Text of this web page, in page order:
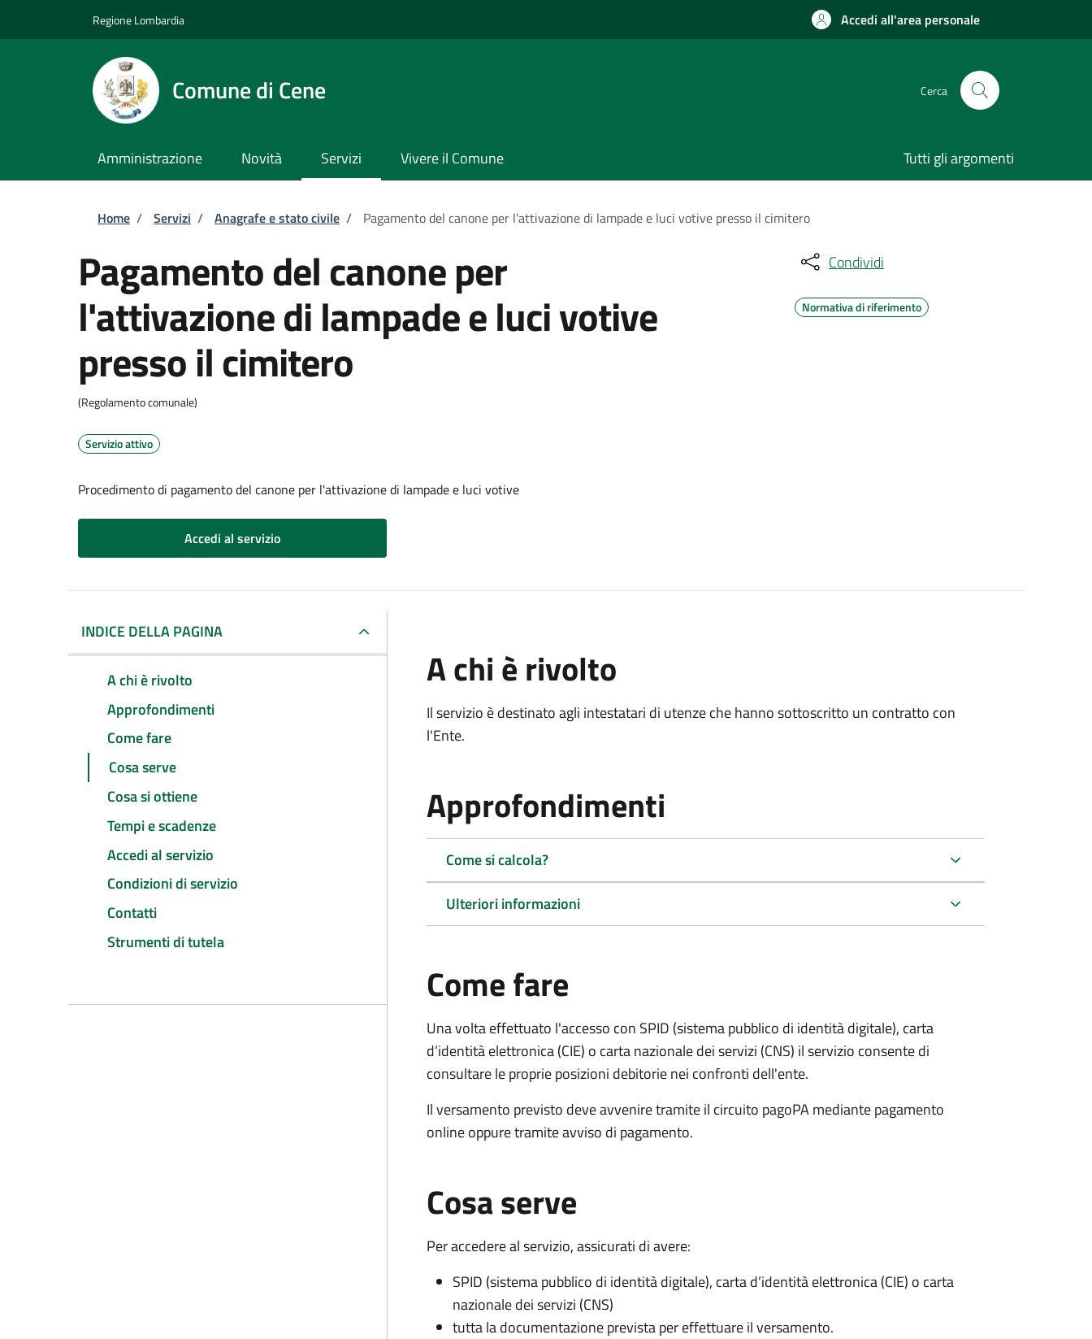
Regione Lombardia Accedi all'area personale
Comune di Cene Cerca
Amministrazione Novità Servizi Vivere il Comune Tutti gli argomenti
Briciole di pane
Home / Servizi / Anagrafe e stato civile / Pagamento del canone per l'attivazione di lampade e luci votive presso il cimitero
Pagamento del canone per
l'attivazione di lampade e luci votive
presso il cimitero
(Regolamento comunale)
Servizio attivo
Procedimento di pagamento del canone per l'attivazione di lampade e luci votive
Accedi al servizio
Condividi
Normativa di riferimento
INDICE DELLA PAGINA
A chi è rivolto
Approfondimenti
Come fare
Cosa serve
Cosa si ottiene
Tempi e scadenze
Accedi al servizio
Condizioni di servizio
Contatti
Strumenti di tutela
A chi è rivolto
Il servizio è destinato agli intestatari di utenze che hanno sottoscritto un contratto con
l'Ente.
Approfondimenti
Come si calcola?
Ulteriori informazioni
Come fare
Una volta effettuato l'accesso con SPID (sistema pubblico di identità digitale), carta
d’identità elettronica (CIE) o carta nazionale dei servizi (CNS) il servizio consente di
consultare le proprie posizioni debitorie nei confronti dell'ente.
Il versamento previsto deve avvenire tramite il circuito pagoPA mediante pagamento
online oppure tramite avviso di pagamento.
Cosa serve
Per accedere al servizio, assicurati di avere:
SPID (sistema pubblico di identità digitale), carta d’identità elettronica (CIE) o carta
nazionale dei servizi (CNS)
tutta la documentazione prevista per effettuare il versamento.